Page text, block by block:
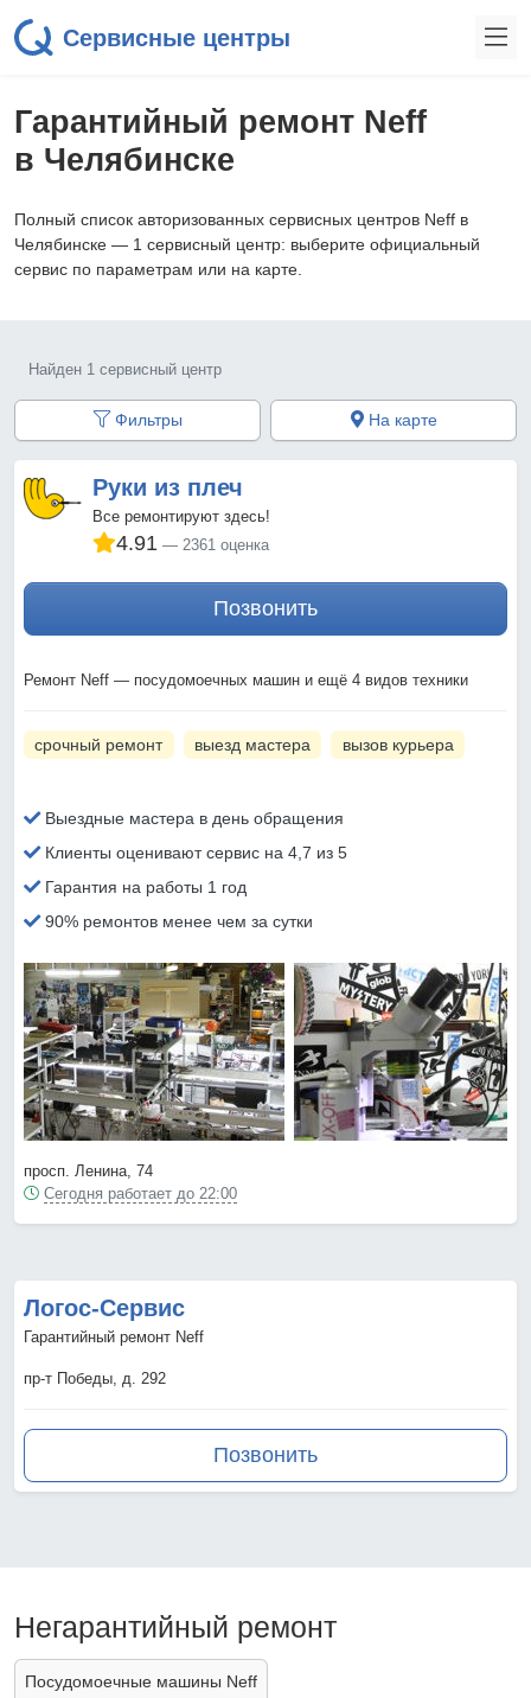
Сервисные центры
Гарантийный ремонт Neff
в Челябинске
Полный список авторизованных сервисных центров Neff в
Челябинске — 1 сервисный центр: выберите официальный
сервис по параметрам или на карте.
Найден 1 сервисный центр
Фильтры На карте
Руки из плеч
Все ремонтируют здесь!
4.91 2361 оценка
Позвонить
Ремонт Neff — посудомоечных машин и ещё 4 видов техники
срочный ремонт выезд мастера вызов курьера
Выездные мастера в день обращения
Клиенты оценивают сервис на 4,7 из 5
Гарантия на работы 1 год
90% ремонтов менее чем за сутки
просп. Ленина, 74
Сегодня работает до 22:00
Логос-Сервис
Гарантийный ремонт Neff
пр-т Победы, д. 292
Позвонить
Негарантийный ремонт
Посудомоечные машины Neff